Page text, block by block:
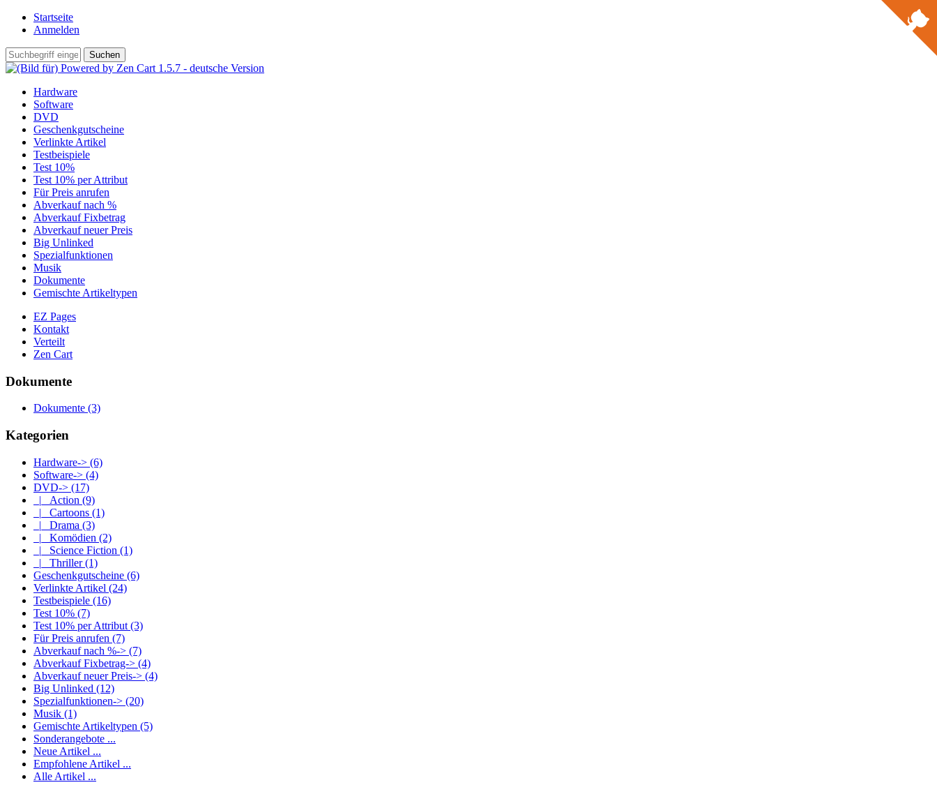
Startseite
Anmelden
Hardware
Software
DVD
Geschenkgutscheine
Verlinkte Artikel
Testbeispiele
Test 10%
Test 10% per Attribut
Für Preis anrufen
Abverkauf nach %
Abverkauf Fixbetrag
Abverkauf neuer Preis
Big Unlinked
Spezialfunktionen
Musik
Dokumente
Gemischte Artikeltypen
EZ Pages
Kontakt
Verteilt
Zen Cart
Dokumente
Dokumente (3)
Kategorien
Hardware-> (6)
Software-> (4)
DVD-> (17)
|_ Action (9)
|_ Cartoons (1)
|_ Drama (3)
|_ Komödien (2)
|_ Science Fiction (1)
|_ Thriller(1)
Geschenkgutscheine (6)
Verlinkte Artikel (24)
Testbeispiele (16)
Test 10% (7)
Test 10% per Attribut (3)
Für Preis anrufen (7)
Abverkauf nach %-> (7)
Abverkauf Fixbetrag-> (4)
Abverkauf neuer Preis-> (4)
Big Unlinked (12)
Spezialfunktionen-> (20)
Musik (1)
Gemischte Artikeltypen (5)
Sonderangebote ...
Neue Artikel ...
Empfohlene Artikel ...
Alle Artikel ...